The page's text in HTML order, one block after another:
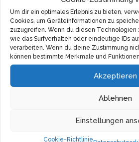
Um dir ein optimales Erlebnis zu bieten,
Cookies, um Geräteinformationen zu
zuzugreifen. Wenn du diesen Technologien
wie das Surfverhalten oder eindeutige IDs
verarbeiten. Wenn du deine Zustimmung
können bestimmte Merkmale und
Akzeptieren
Ablehnen
Einstellungen
Cookie-Richtlinie
es enthält keine Glutamate,
Geschmacksverstärker oder
deine Gerichte unbesorgt mit
bereichern.
Qualität ist kein Zufall. Daher
Rohstoffe und die Abpackung
Qualitätskriterien. Als
Gaumenfein dazu verpflichtet, bei
das Beste zu liefern. Hierbei wird